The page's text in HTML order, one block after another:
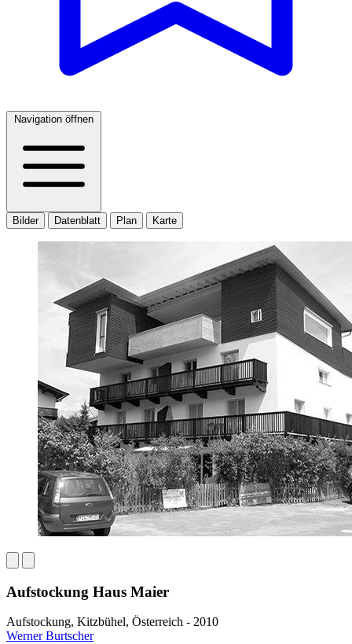
Navigation öffnen
Bilder Datenblatt Plan Karte
Aufstockung Haus Maier
Aufstockung, Kitzbühel, Österreich - 2010
Werner Burtscher